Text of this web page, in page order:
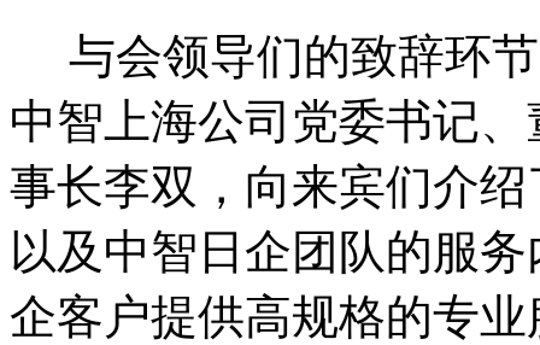
与会领导们的致辞环
中智上海公司党委书记
事长李双，向来宾们介
以及中智日企团队的服
企客户提供高规格的专